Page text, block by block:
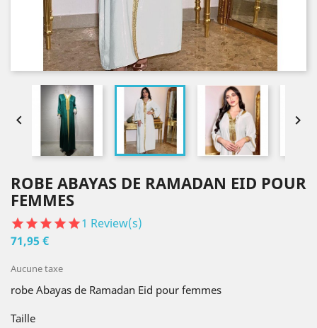
 
ROBE ABAYAS DE RAMADAN EID POUR
FEMMES
1 Review(s)
71,95 €
Aucune taxe
robe Abayas de Ramadan Eid pour femmes
Taille